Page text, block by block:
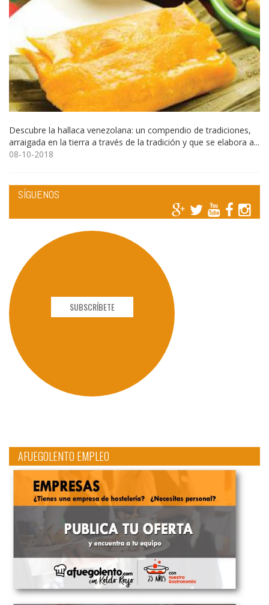
Descubre la hallaca venezolana: un compendio de tradiciones,
arraigada en la tierra a través de la tradición y que se elabora a...
08-10-2018
SÍGUENOS
SUBSCRÍBETE
AFUEGOLENTO EMPLEO